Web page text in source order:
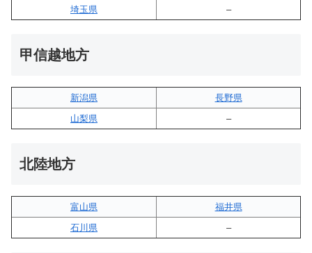
埼玉県
–
甲信越地方
新潟県
長野県
山梨県
–
北陸地方
富山県
福井県
石川県
–